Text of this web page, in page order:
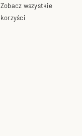
Zobacz wszystkie
korzyści